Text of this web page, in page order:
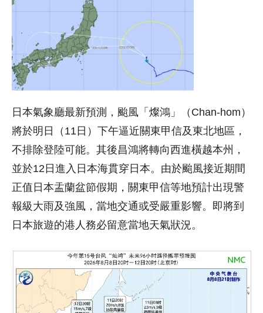
日本氣象廳最新預測，颱風「燦鴻」（Chan-hom）
將於明日（11日）下午逼近關東甲信及東北地區，
不排除登陸可能。其後昌鴻將轉向西進橫越本州，
並於12日進入日本海貫穿日本。由於颱風接近期間
正值日本盂蘭盆節假期，關東甲信等地預計出現警
報級大雨及強風，當地交通或受嚴重影響。即將到
日本旅遊的港人務必留意當地天氣狀況。